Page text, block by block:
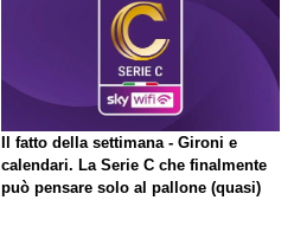
Il fatto della settimana - Gironi e
calendari. La Serie C che finalmente
può pensare solo al pallone (quasi)